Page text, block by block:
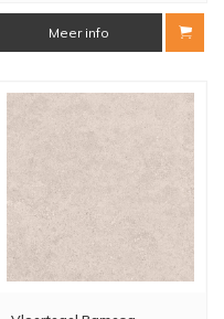
Meer info